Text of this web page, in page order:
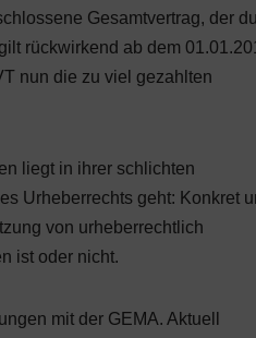
Gesamtvertrag, der
rückwirkend ab dem
nun die zu viel gezahlten
liegt in ihrer schlichten
Urheberrechts geht: Konkret
von urheberrechtlich
ist oder nicht.
mit der GEMA. Aktuell